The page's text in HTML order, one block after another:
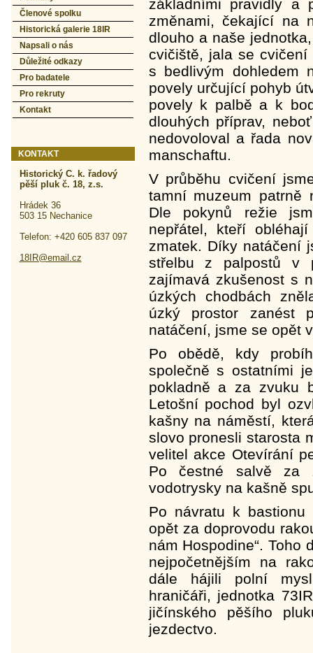
Členové spolku
Historická galerie 18IR
Napsali o nás
Důležité odkazy
Pro badatele
Pro rekruty
Kontakt
KONTAKT
Historický C. k. řadový
pěší pluk č. 18, z.s.
Hrádek 36
503 15 Nechanice
Telefon: +420 605 837 097
18IR@email.cz
základními pravidly a
změnami, čekající na
dlouho a naše
cvičiště, jala se cvičení
s bedlivým dohledem
povely určující pohyb
povely k palbě a k
dlouhých příprav,
nedovoloval a řada
manschaftu.
V průběhu cvičení
tamní muzeum patrně
Dle pokynů režie
nepřátel, kteří
zmatek. Díky natáčení
střelbu z palpostů v
zajímavá zkušenost s
úzkých chodbách
úzký prostor zanést
natáčení, jsme se opět
Po obědě, kdy
společně s ostatními
pokladně a za zvuku
Letošní pochod byl
kašny na náměstí,
slovo pronesli starosta
velitel akce Otevírání
Po čestné salvě za
vodotrysky na kašně
Po návratu k bastionu
opět za doprovodu
nám Hospodine“. Toho
nejpočetnějším na
dále hájili polní
hraničáři, jednotka
jičínského pěšího
jezdectvo.